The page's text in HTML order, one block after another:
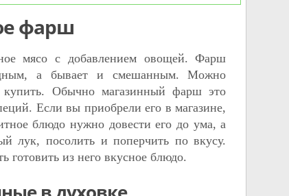
фарш
мясо с добавлением овощей. Фарш
а бывает и смешанным. Можно
Обычно магазинный фарш это
Если вы приобрели его в магазине,
блюдо нужно довести его до ума, а
лук, посолить и поперчить по вкусу.
готовить из него вкусное блюдо.